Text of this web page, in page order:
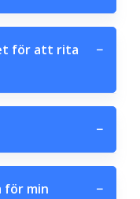
för att rita
−
−
för min
−